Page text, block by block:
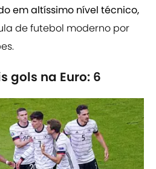
em altíssimo nível técnico,
de futebol moderno por
gols na Euro: 6